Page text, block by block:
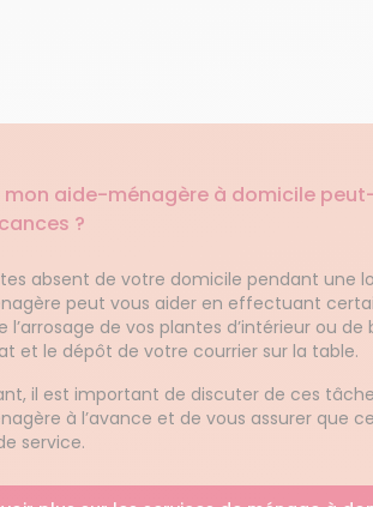
mon aide-ménagère à domicile
?
absent de votre domicile pendant une
peut vous aider en effectuant
l’arrosage de vos plantes d’intérieur ou
et le dépôt de votre courrier sur la table.
il est important de discuter de ces
à l’avance et de vous assurer que
service.